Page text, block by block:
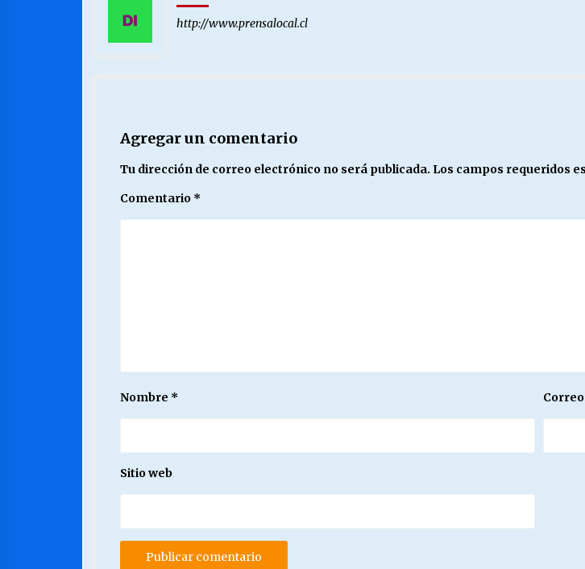
http://www.prensalocal.cl
Agregar un comentario
Tu dirección de correo electrónico no será publicada. Los campos requeridos
Comentario *
Nombre *
Sitio web